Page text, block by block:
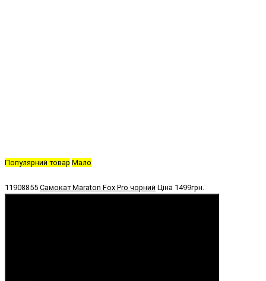
Популярний товар Мало
11908855 Самокат Maraton Fox Pro чорний Ціна 1499грн.